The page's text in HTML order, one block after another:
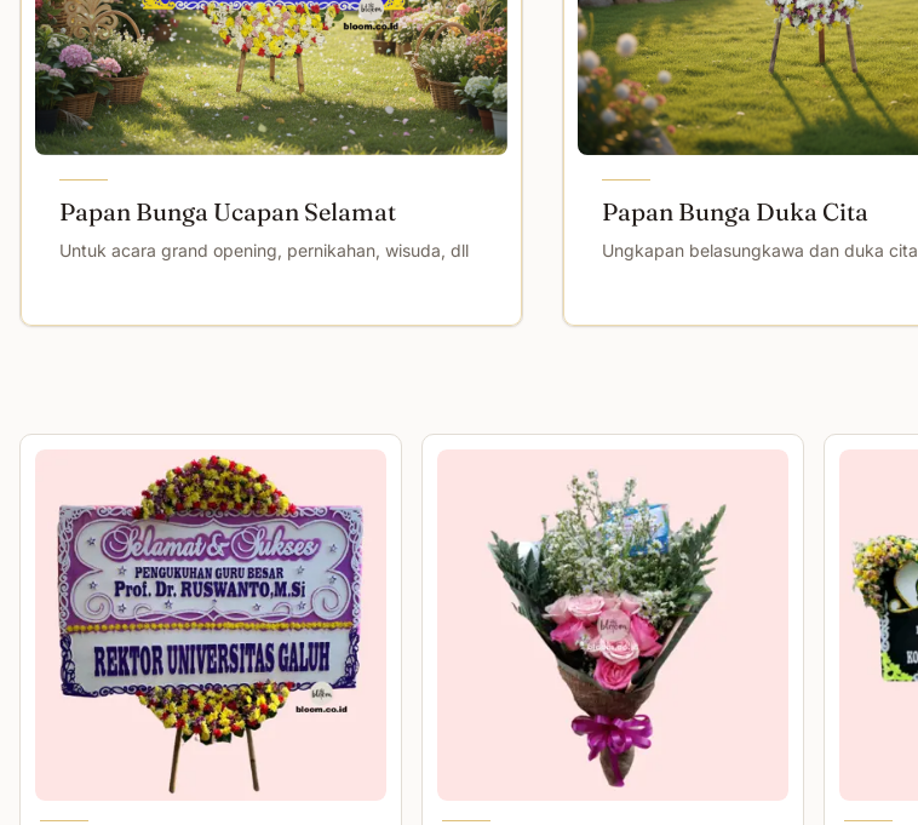
Papan Bunga Ucapan Selamat
Untuk acara grand opening, pernikahan, wisuda, dll
Papan Bunga Duka Cita
Ungkapan belasungkawa dan duka cita